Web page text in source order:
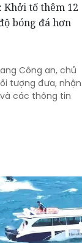
Khởi tố thêm 12
bóng đá hơn
Công an, chủ
tượng đưa, nhận
các thông tin